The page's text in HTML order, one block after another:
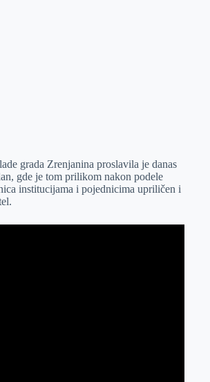
grada Zrenjanina proslavila je danas
gde je tom prilikom nakon podele
institucijama i pojednicima upriličen i